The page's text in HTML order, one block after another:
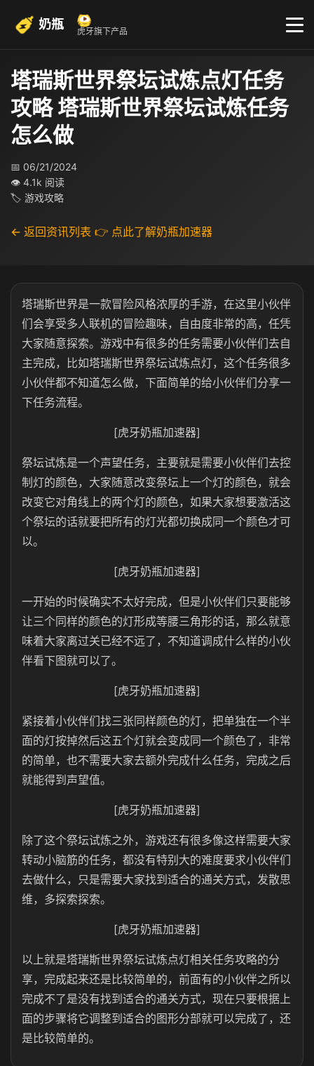
奶瓶 虎牙旗下产品
塔瑞斯世界祭坛试炼点灯任务
攻略 塔瑞斯世界祭坛试炼任务
怎么做
📅 06/21/2024
👁 4.1k 阅读
🏷 游戏攻略
← 返回资讯列表 👉 点此了解奶瓶加速器
塔瑞斯世界是一款冒险风格浓厚的手游，在这里小伙伴
们会享受多人联机的冒险趣味，自由度非常的高，任凭
大家随意探索。游戏中有很多的任务需要小伙伴们去自
主完成，比如塔瑞斯世界祭坛试炼点灯，这个任务很多
小伙伴都不知道怎么做，下面简单的给小伙伴们分享一
下任务流程。
[虎牙奶瓶加速器]
祭坛试炼是一个声望任务，主要就是需要小伙伴们去控
制灯的颜色，大家随意改变祭坛上一个灯的颜色，就会
改变它对角线上的两个灯的颜色，如果大家想要激活这
个祭坛的话就要把所有的灯光都切换成同一个颜色才可
以。
[虎牙奶瓶加速器]
一开始的时候确实不太好完成，但是小伙伴们只要能够
让三个同样的颜色的灯形成等腰三角形的话，那么就意
味着大家离过关已经不远了，不知道调成什么样的小伙
伴看下图就可以了。
[虎牙奶瓶加速器]
紧接着小伙伴们找三张同样颜色的灯，把单独在一个半
面的灯按掉然后这五个灯就会变成同一个颜色了，非常
的简单，也不需要大家去额外完成什么任务，完成之后
就能得到声望值。
[虎牙奶瓶加速器]
除了这个祭坛试炼之外，游戏还有很多像这样需要大家
转动小脑筋的任务，都没有特别大的难度要求小伙伴们
去做什么，只是需要大家找到适合的通关方式，发散思
维，多探索探索。
[虎牙奶瓶加速器]
以上就是塔瑞斯世界祭坛试炼点灯相关任务攻略的分
享，完成起来还是比较简单的，前面有的小伙伴之所以
完成不了是没有找到适合的通关方式，现在只要根据上
面的步骤将它调整到适合的图形分部就可以完成了，还
是比较简单的。